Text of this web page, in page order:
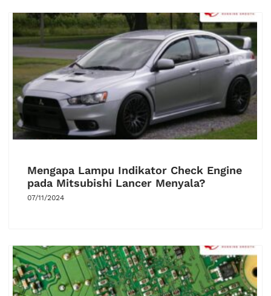
Mengapa Lampu Indikator Check Engine
pada Mitsubishi Lancer Menyala?
07/11/2024